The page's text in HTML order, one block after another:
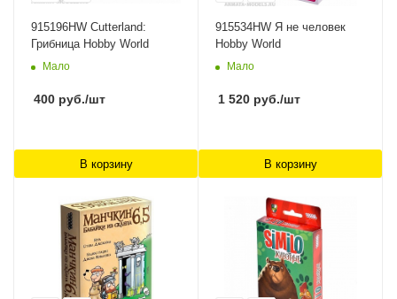
915196HW Cutterland:
Грибница Hobby World
Мало
400 руб./шт
В корзину
915534HW Я не человек
Hobby World
Мало
1 520 руб./шт
В корзину